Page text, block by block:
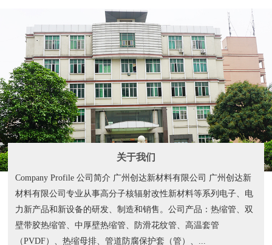
关于我们
Company Profile 公司简介 广州创达新材料有限公司 广州创达新
材料有限公司专业从事高分子核辐射改性新材料等系列电子、电
力新产品和新设备的研发、制造和销售。公司产品：热缩管、双
壁带胶热缩管、中厚壁热缩管、防滑花纹管、高温套管
（PVDF）、热缩母排、管道防腐保护套（管）、...